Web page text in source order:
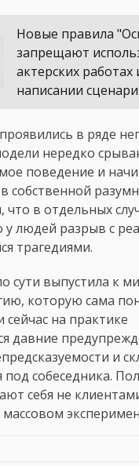
Новые правила
запрещают
актерских работах
написании
в ряде
нередко
поведение и
собственной
что в отдельных
людей разрыв с
трагедиями.
сути выпустила к
которую сама
сейчас на практике
давние
и
под собеседника.
себя не